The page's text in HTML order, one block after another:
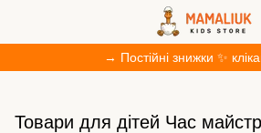
→ Постійні знижки ✨
Товари для дітей Час